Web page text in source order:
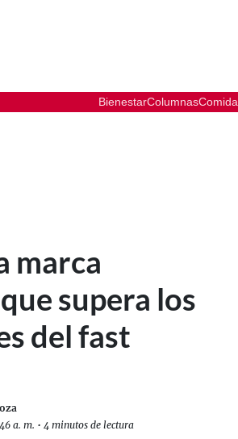
BienestarColumnasComida
marca
supera los
del fast
a. m. • 4 minutos de lectura